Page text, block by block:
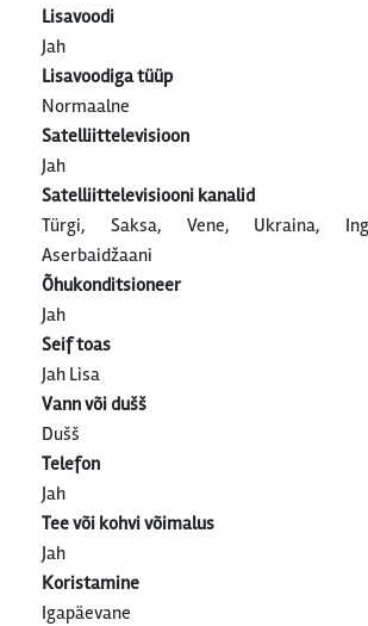
Lisavoodi
Jah
Lisavoodiga tüüp
Normaalne
Satelliittelevisioon
Jah
Satelliittelevisiooni kanalid
Türgi, Saksa, Vene, Ukraina,
Aserbaidžaani
Õhukonditsioneer
Jah
Seif toas
Jah Lisa
Vann või dušš
Dušš
Telefon
Jah
Tee või kohvi võimalus
Jah
Koristamine
Igapäevane